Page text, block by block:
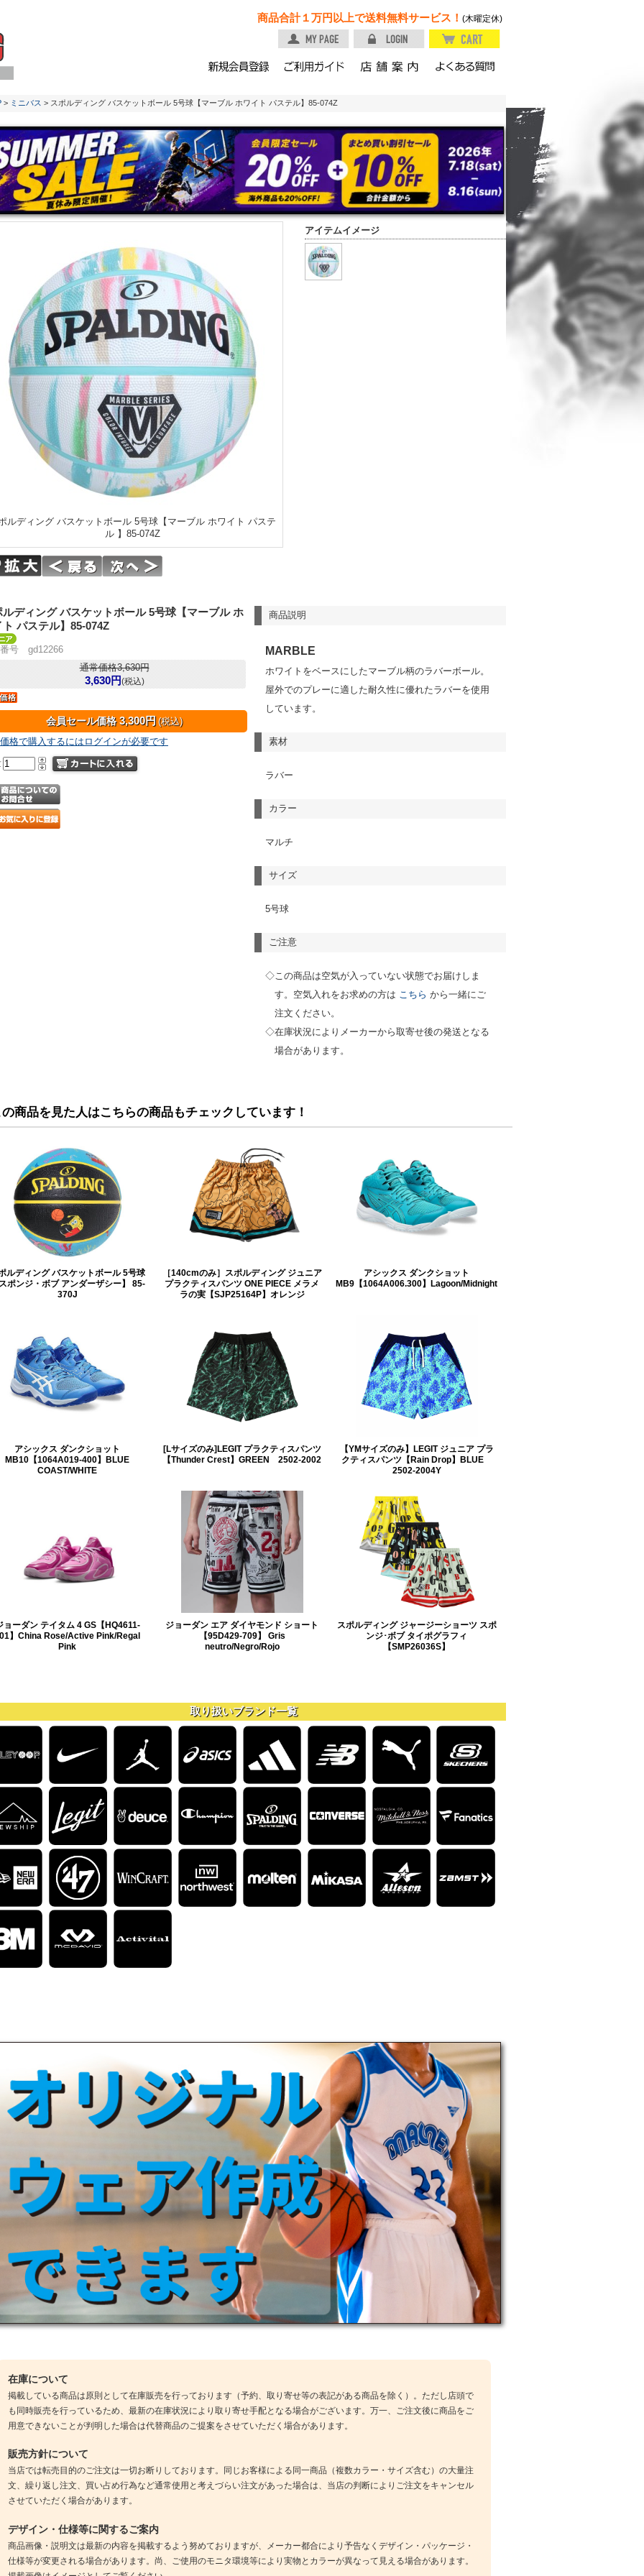
商品合計１万円以上で送料無料サービス！ (木曜定休)
> ミニバス > スポルディング バスケットボール 5号球【マーブル ホワイト パステル】85-074Z
アイテムイメージ
ルディング バスケットボール 5号球【マーブル ホワイト パステ
ル 】85-074Z
商品説明
MARBLE
ホワイトをベースにしたマーブル柄のラバーボール。
屋外でのプレーに適した耐久性に優れたラバーを使用
しています。
素材
ラバー
カラー
マルチ
サイズ
5号球
ご注意
◇この商品は空気が入っていない状態でお届けしま
す。空気入れをお求めの方は こちら から一緒にご
注文ください。
◇在庫状況によりメーカーから取寄せ後の発送となる
場合があります。
ルディング バスケットボール 5号球【マーブル ホ
ト パステル】85-074Z
号 gd12266
通常価格3,630円
3,630円(税込)
会員セール価格 3,300円 (税込)
格で購入するにはログインが必要です
商品を見た人はこちらの商品もチェックしています！
ルディング バスケットボール 5号球
ポンジ・ボブ アンダーザシー】 85-
370J
［140cmのみ］スポルディング ジュニア
プラクティスパンツ ONE PIECE メラメ
ラの実【SJP25164P】オレンジ
アシックス ダンクショット
MB9【1064A006.300】Lagoon/Midnight
アシックス ダンクショット
MB10【1064A019-400】BLUE
COAST/WHITE
[Lサイズのみ]LEGIT プラクティスパンツ
【Thunder Crest】GREEN 2502-2002
【YMサイズのみ】LEGIT ジュニア プラ
クティスパンツ【Rain Drop】BLUE
2502-2004Y
ョーダン テイタム 4 GS【HQ4611-
】China Rose/Active Pink/Regal
Pink
ジョーダン エア ダイヤモンド ショート
【95D429-709】 Gris
neutro/Negro/Rojo
スポルディング ジャージーショーツ スポ
ンジ･ボブ タイポグラフィ
【SMP26036S】
取り扱いブランド一覧
在庫について
掲載している商品は原則として在庫販売を行っております（予約、取り寄せ等の表記がある商品を除く）。ただし店頭で
も同時販売を行っているため、最新の在庫状況により取り寄せ手配となる場合がございます。万一、ご注文後に商品をご
用意できないことが判明した場合は代替商品のご提案をさせていただく場合があります。
販売方針について
当店では転売目的のご注文は一切お断りしております。同じお客様による同一商品（複数カラー・サイズ含む）の大量注
文、繰り返し注文、買い占め行為など通常使用と考えづらい注文があった場合は、当店の判断によりご注文をキャンセル
させていただく場合があります。
デザイン・仕様等に関するご案内
商品画像・説明文は最新の内容を掲載するよう努めておりますが、メーカー都合により予告なくデザイン・パッケージ・
仕様等が変更される場合があります。尚、ご使用のモニタ環境等により実物とカラーが異なって見える場合があります。